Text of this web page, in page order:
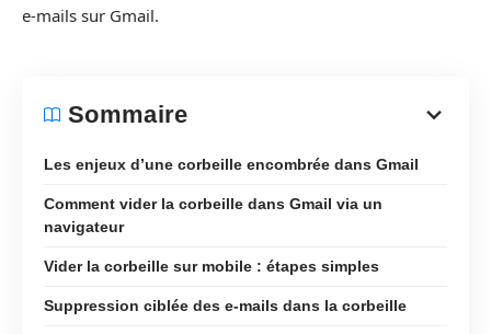
e-mails sur Gmail.
Sommaire
Les enjeux d’une corbeille encombrée dans Gmail
Comment vider la corbeille dans Gmail via un
navigateur
Vider la corbeille sur mobile : étapes simples
Suppression ciblée des e-mails dans la corbeille